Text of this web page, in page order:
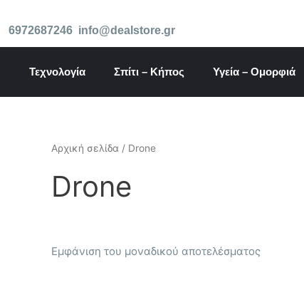
στο6972687246 info@dealstore.gr
Τεχνολογία Σπίτι – Κήπος Υγεία – Ομορφιά
Αρχική σελίδα / Drone
Drone
Εμφάνιση του μοναδικού αποτελέσματος